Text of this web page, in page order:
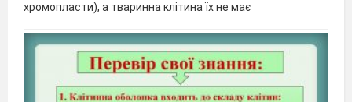
хромопласти), а тваринна клітина їх не має